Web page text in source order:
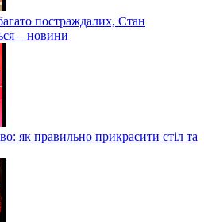
постраждалих, Стан
– новини
як правильно прикрасити стіл та